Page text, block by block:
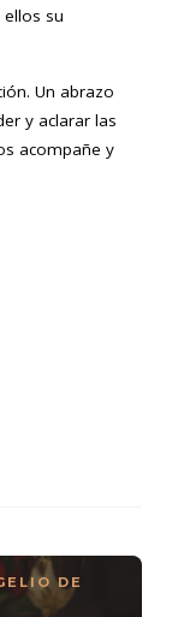
su
Un abrazo
y aclarar las
acompañe y
DE